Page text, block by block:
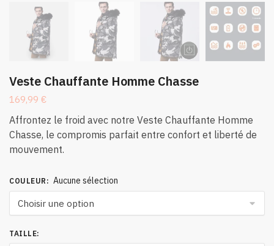
Veste Chauffante Homme Chasse
169,99 €
Affrontez le froid avec notre Veste Chauffante Homme
Chasse, le compromis parfait entre confort et liberté de
mouvement.
COULEUR : Aucune sélection
TAILLE: